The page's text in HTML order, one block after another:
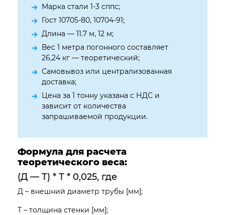
Марка стали 1-3 сппс;
Гост 10705-80, 10704-91;
Длина — 11.7 м, 12 м;
Вес 1 метра погонного составляет
26,24 кг — теоретический;
Самовывоз или централизованная
доставка;
Цена за 1 тонну указана с НДС и
зависит от количества
запрашиваемой продукции.
Формула для расчета
теоретического веса:
(Д — Т) * Т * 0,025, где
Д – внешний диаметр трубы [мм];
Т – толщина стенки [мм];